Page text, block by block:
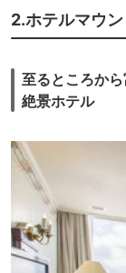
2.ホテルマウ
至るところか
絶景ホテル